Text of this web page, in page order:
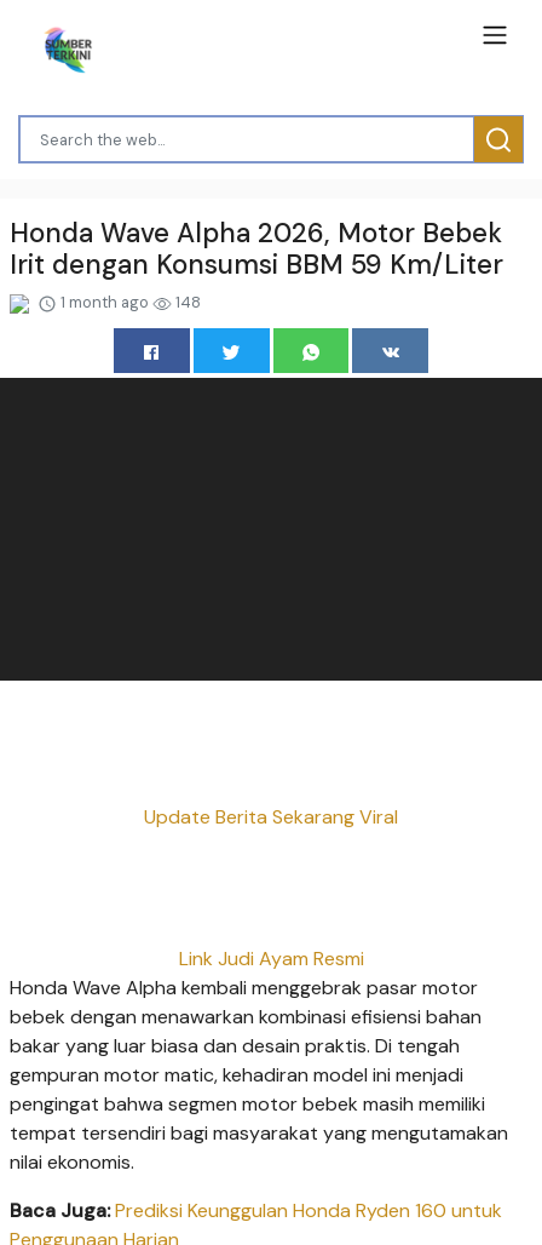
Honda Wave Alpha 2026, Motor Bebek
Irit dengan Konsumsi BBM 59 Km/Liter
1 month ago 148
Update Berita Sekarang Viral
Link Judi Ayam Resmi
Honda Wave Alpha kembali menggebrak pasar motor
bebek dengan menawarkan kombinasi efisiensi bahan
bakar yang luar biasa dan desain praktis. Di tengah
gempuran motor matic, kehadiran model ini menjadi
pengingat bahwa segmen motor bebek masih memiliki
tempat tersendiri bagi masyarakat yang mengutamakan
nilai ekonomis.
Baca Juga:Prediksi Keunggulan Honda Ryden 160 untuk
Penggunaan Harian